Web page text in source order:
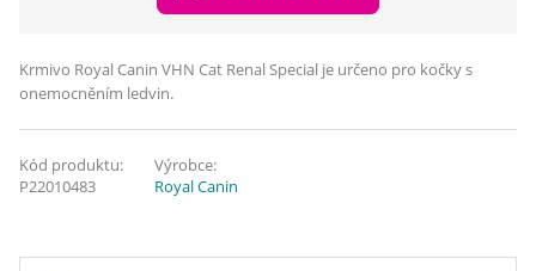
Krmivo Royal Canin VHN Cat Renal Special je určeno pro kočky s
onemocněním ledvin.
Kód produktu:
P22010483
Výrobce:
Royal Canin